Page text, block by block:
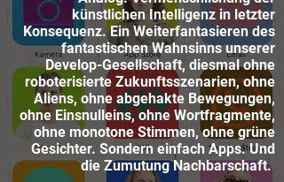
künstlichen Intelligenz in letzter
Konsequenz. Ein Weiterfantasieren des
fantastischen Wahnsinns unserer
Develop-Gesellschaft, diesmal ohne
roboterisierte Zukunftsszenarien, ohne
Aliens, ohne abgehakte Bewegungen,
ohne Einsnulleins, ohne Wortfragmente,
ohne monotone Stimmen, ohne grüne
Gesichter. Sondern einfach Apps. Und
die Zumutung Nachbarschaft.